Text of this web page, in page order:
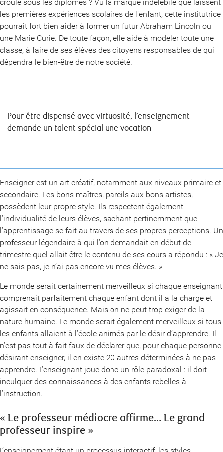
croule sous les diplômes ? Vu la marque indélébile que laissent
les premières expériences scolaires de l’enfant, cette institutrice
pourrait fort bien aider à former un futur Abraham Lincoln ou
une Marie Curie. De toute façon, elle aide à modeler toute une
classe, à faire de ses élèves des citoyens responsables de qui
dépendra le bien-être de notre société.
Pour être dispensé avec virtuosité, l’enseignement
demande un talent spécial une vocation
Enseigner est un art créatif, notamment aux niveaux primaire et
secondaire. Les bons maîtres, pareils aux bons artistes,
possèdent leur propre style. Ils respectent également
l’individualité de leurs élèves, sachant pertinemment que
l’apprentissage se fait au travers de ses propres perceptions. Un
professeur légendaire à qui l’on demandait en début de
trimestre quel allait être le contenu de ses cours a répondu : « Je
ne sais pas, je n’ai pas encore vu mes élèves. »
Le monde serait certainement merveilleux si chaque enseignant
comprenait parfaitement chaque enfant dont il a la charge et
agissait en conséquence. Mais on ne peut trop exiger de la
nature humaine. Le monde serait également merveilleux si tous
les enfants allaient à l’école animés par le désir d’apprendre. Il
n’est pas tout à fait faux de déclarer que, pour chaque personne
désirant enseigner, il en existe 20 autres déterminées à ne pas
apprendre. L’enseignant joue donc un rôle paradoxal : il doit
inculquer des connaissances à des enfants rebelles à
l’instruction.
« Le professeur médiocre affirme… Le grand
professeur inspire »